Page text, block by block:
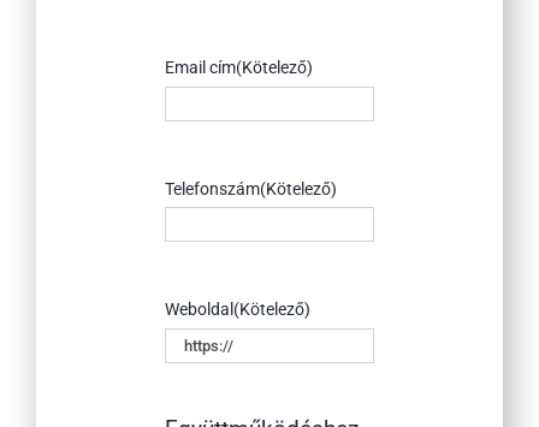
Email cím(Kötelező)
Telefonszám(Kötelező)
Weboldal (Kötelező)